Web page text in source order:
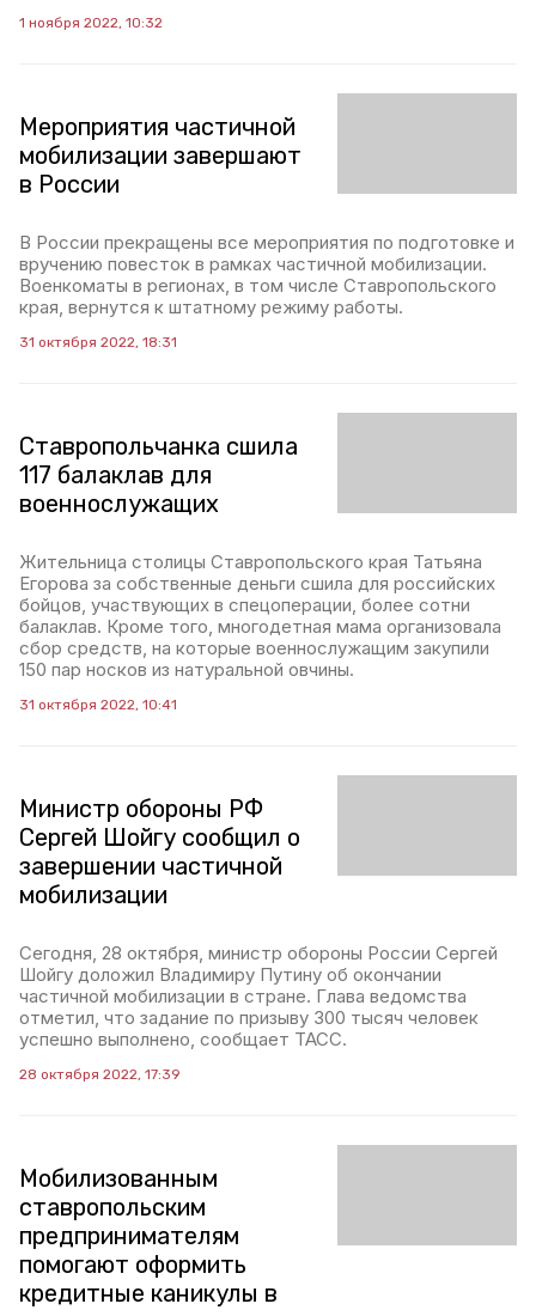
1 ноября 2022, 10:32
Мероприятия частичной
мобилизации завершают
в России
В России прекращены все мероприятия по подготовке и
вручению повесток в рамках частичной мобилизации.
Военкоматы в регионах, в том числе Ставропольского
края, вернутся к штатному режиму работы.
31 октября 2022, 18:31
Ставропольчанка сшила
117 балаклав для
военнослужащих
Жительница столицы Ставропольского края Татьяна
Егорова за собственные деньги сшила для российских
бойцов, участвующих в спецоперации, более сотни
балаклав. Кроме того, многодетная мама организовала
сбор средств, на которые военнослужащим закупили
150 пар носков из натуральной овчины.
31 октября 2022, 10:41
Министр обороны РФ
Сергей Шойгу сообщил о
завершении частичной
мобилизации
Сегодня, 28 октября, министр обороны России Сергей
Шойгу доложил Владимиру Путину об окончании
частичной мобилизации в стране. Глава ведомства
отметил, что задание по призыву 300 тысяч человек
успешно выполнено, сообщает ТАСС.
28 октября 2022, 17:39
Мобилизованным
ставропольским
предпринимателям
помогают оформить
кредитные каникулы в